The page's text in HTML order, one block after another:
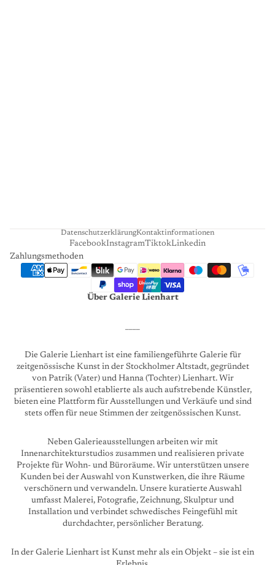
DatenschutzerklärungKontaktinformationen
FacebookInstagramTiktokLinkedin
Zahlungsmethoden
Über Galerie Lienhart
Die Galerie Lienhart ist eine familiengeführte Galerie für
zeitgenössische Kunst in der Stockholmer Altstadt, gegründet
von Patrik (Vater) und Hanna (Tochter) Lienhart. Wir
präsentieren sowohl etablierte als auch aufstrebende Künstler,
bieten eine Plattform für Ausstellungen und Verkäufe und sind
stets offen für neue Stimmen der zeitgenössischen Kunst.
Neben Galerieausstellungen arbeiten wir mit
Innenarchitekturstudios zusammen und realisieren private
Projekte für Wohn- und Büroräume. Wir unterstützen unsere
Kunden bei der Auswahl von Kunstwerken, die ihre Räume
verschönern und verwandeln. Unsere kuratierte Auswahl
umfasst Malerei, Fotografie, Zeichnung, Skulptur und
Installation und verbindet schwedisches Feingefühl mit
durchdachter, persönlicher Beratung.
In der Galerie Lienhart ist Kunst mehr als ein Objekt – sie ist ein